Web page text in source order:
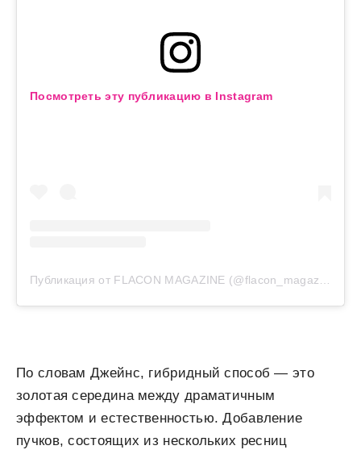
Посмотреть эту публикацию в Instagram
По словам Джейнс, гибридный способ — это
золотая середина между драматичным
эффектом и естественностью. Добавление
пучков, состоящих из нескольких ресниц